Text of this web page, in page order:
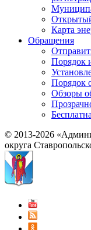
Карта
Обращения
Порядок
Порядок
Обзоры
© 2013-2026
округа